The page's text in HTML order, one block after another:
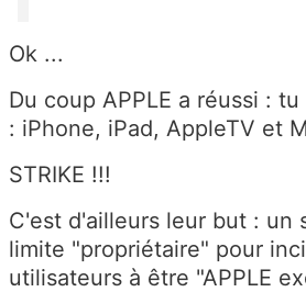
Ok ...
Du coup APPLE a réussi :
: iPhone, iPad, AppleTV et
STRIKE !!!
C'est d'ailleurs leur but : un
limite "propriétaire" pour
utilisateurs à être "APPLE